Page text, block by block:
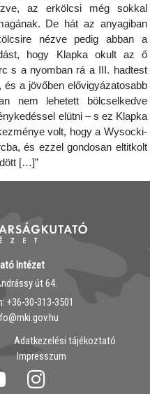
az erkölcsi még sokkal
De hát az anyagiban
nézve pedig abban a
hogy Klapka okult az ő
s a nyomban rá a III. hadtest
a jövőben elővigyázatosabb
nem lehetett bölcselkedve
elütni – s ez Klapka
volt, hogy a Wysocki-
és ezzel gondosan eltitkolt
[…]”
Intézet
út 64.
30-313-3501
Adatkezelési tájékoztató
Impresszum